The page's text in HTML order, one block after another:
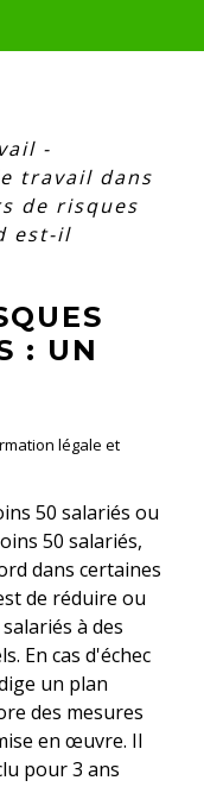
-
travail dans
de risques
est-il
: UN
légale et
50 salariés ou
50 salariés,
dans certaines
de réduire ou
à des
En cas d'échec
un plan
des mesures
en œuvre. Il
pour 3 ans